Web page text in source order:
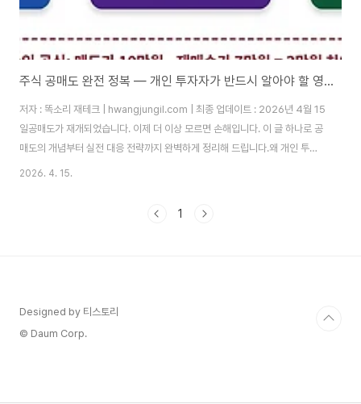
주식 공매도 완전 정복 — 개인 투자자가 반드시 알아야 할 영향과 대응법
저자 : 똑소리 재테크 | hwangjungil.com | 최종 업데이트 : 2026년 4월 15
일공매도가 재개되었습니다. 이제 더 이상 모르면 손해입니다. 이 글 하나로 공
매도의 개념부터 실전 대응 전략까지 완벽하게 정리해 드립니다.왜 개인 투자
자는 공매도를 두려워하는가?주식 투자를 시작한 지 얼마 안 됐을 때, 저는 보
적도 멀쩡한데 주가만 뚝뚝 떨어졌습니다. 나중에 확인해 보니 그 종목에 대한
2026. 4. 15.
1
Designed by 티스토리
© Daum Corp.